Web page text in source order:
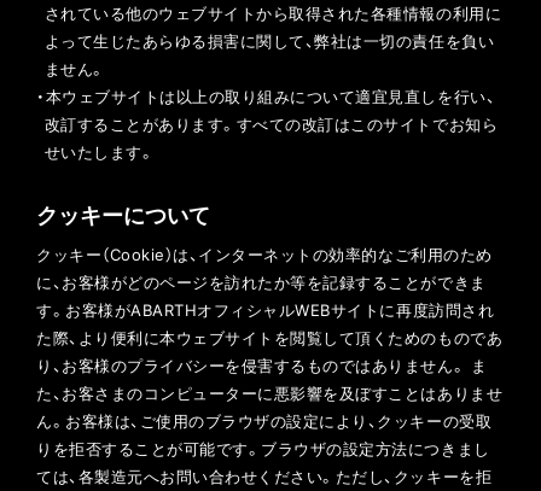
されている他のウェブサイトから取得された各種情報の利用に
よって生じたあらゆる損害に関して、弊社は一切の責任を負い
ません。
・本ウェブサイトは以上の取り組みについて適宜見直しを行い、
改訂することがあります。すべての改訂はこのサイトでお知ら
せいたします。
クッキーについて
クッキー（Cookie）は、インターネットの効率的なご利用のため
に、お客様がどのページを訪れたか等を記録することができま
す。お客様がABARTHオフィシャルWEBサイトに再度訪問され
た際、より便利に本ウェブサイトを閲覧して頂くためのものであ
り、お客様のプライバシーを侵害するものではありません。 ま
た、お客さまのコンピューターに悪影響を及ぼすことはありませ
ん。お客様は、ご使用のブラウザの設定により、クッキーの受取
りを拒否することが可能です。ブラウザの設定方法につきまし
ては、各製造元へお問い合わせください。ただし、クッキーを拒